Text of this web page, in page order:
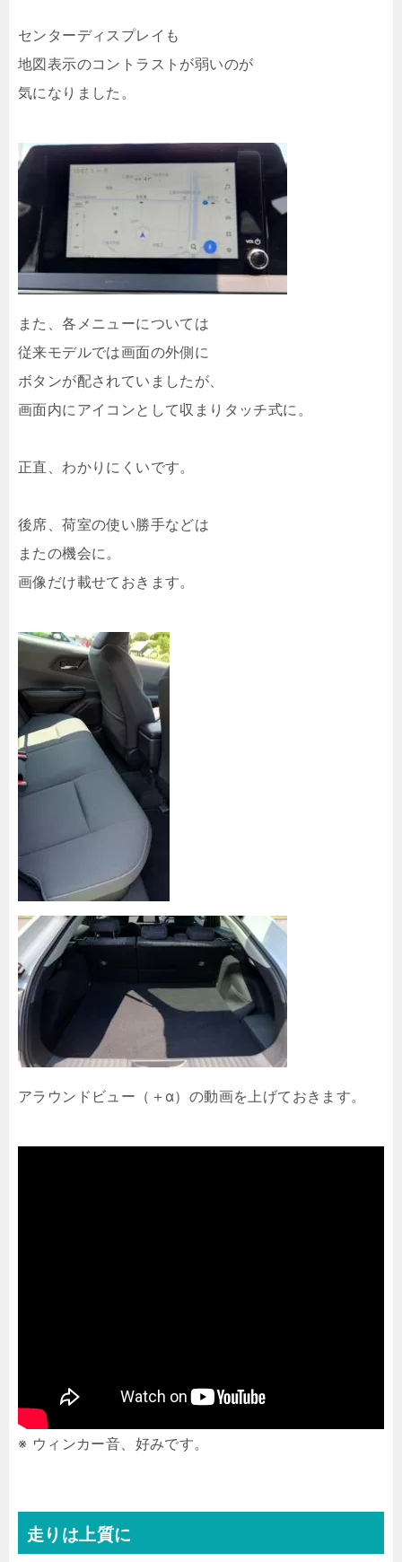
センターディスプレイも
地図表示のコントラストが弱いのが
気になりました。
また、各メニューについては
従来モデルでは画面の外側に
ボタンが配されていましたが、
画面内にアイコンとして収まりタッチ式に。
正直、わかりにくいです。
後席、荷室の使い勝手などは
またの機会に。
画像だけ載せておきます。
アラウンドビュー（＋α）の動画を上げておきます。
※ ウィンカー音、好みです。
走りは上質に